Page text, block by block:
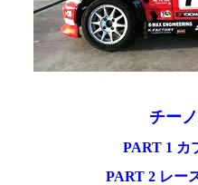
チー
PART 1 カ
PART 2 レー